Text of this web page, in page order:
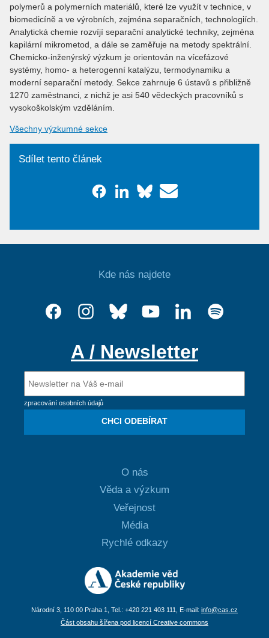
polymerů a polymerních materiálů, které lze využít v technice, v
biomedicíně a ve výrobních, zejména separačních, technologiích.
Analytická chemie rozvíjí separační analytické techniky, zejména
kapilární mikrometod, a dále se zaměřuje na metody spektrální.
Chemicko-inženýrský výzkum je orientován na vícefázové
systémy, homo- a heterogenní katalýzu, termodynamiku a
moderní separační metody. Sekce zahrnuje 6 ústavů s přibližně
1270 zaměstnanci, z nichž je asi 540 vědeckých pracovníků s
vysokoškolským vzděláním.
Všechny výzkumné sekce
Sdílet tento článek
Kde nás najdete
A / Newsletter
zpracování osobních údajů
CHCI ODEBÍRAT
O nás
Věda a výzkum
Veřejnost
Média
Rychlé odkazy
Národní 3, 110 00 Praha 1, Tel.: +420 221 403 111, E-mail: info@cas.cz
Část obsahu šířena pod licencí Creative commons